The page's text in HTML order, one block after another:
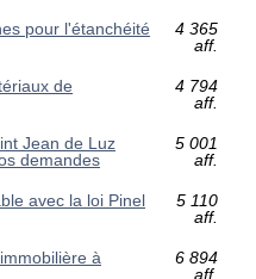
pour l'étanchéité
4 365
aff.
de
4 794
aff.
Jean de Luz
demandes
5 001
aff.
avec la loi Pinel
5 110
aff.
à
6 894
aff.